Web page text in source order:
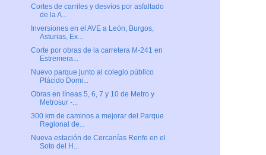
Cortes de carriles y desvíos por asfaltado
de la A...
Inversiones en el AVE a León, Burgos,
Asturias, Ex...
Corte por obras de la carretera M-241 en
Estremera...
Nuevo parque junto al colegio público
Plácido Domi...
Obras en líneas 5, 6, 7 y 10 de Metro y
Metrosur -...
300 km de caminos a mejorar del Parque
Regional de...
Nueva estación de Cercanías Renfe en el
Soto del H...